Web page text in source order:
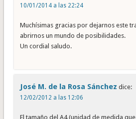
10/01/2014 a las 22:24
Muchísimas gracias por dejarnos este
abrirnos un mundo de posibilidades.
Un cordial saludo.
José M. de la Rosa Sánchez dice:
12/02/2012 a las 12:06
El tamaño del A4 (unidad de medida